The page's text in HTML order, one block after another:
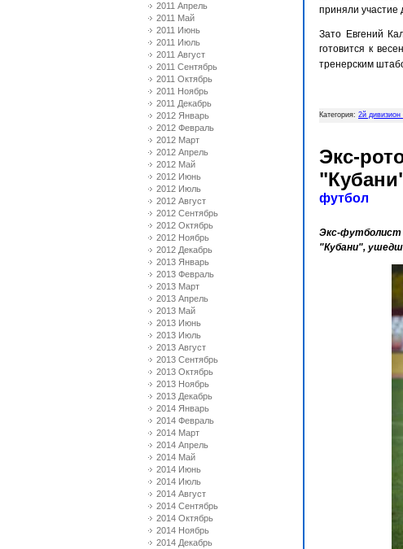
2011 Апрель
2011 Май
2011 Июнь
2011 Июль
2011 Август
2011 Сентябрь
2011 Октябрь
2011 Ноябрь
2011 Декабрь
2012 Январь
2012 Февраль
2012 Март
2012 Апрель
2012 Май
2012 Июнь
2012 Июль
2012 Август
2012 Сентябрь
2012 Октябрь
2012 Ноябрь
2012 Декабрь
2013 Январь
2013 Февраль
2013 Март
2013 Апрель
2013 Май
2013 Июнь
2013 Июль
2013 Август
2013 Сентябрь
2013 Октябрь
2013 Ноябрь
2013 Декабрь
2014 Январь
2014 Февраль
2014 Март
2014 Апрель
2014 Май
2014 Июнь
2014 Июль
2014 Август
2014 Сентябрь
2014 Октябрь
2014 Ноябрь
2014 Декабрь
приняли участие
Зато Евгений
готовится к
тренерским
Категория: 2й
Экс-
футбол
Экс-
"Кубани",